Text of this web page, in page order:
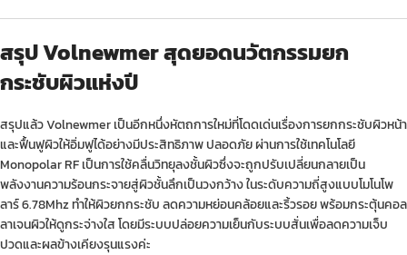
สรุป Volnewmer สุดยอดนวัตกรรมยก
กระชับผิวแห่งปี
สรุปแล้ว Volnewmer เป็นอีกหนึ่งหัตถการใหม่ที่โดดเด่นเรื่องการยกกระชับผิวหน้า
และฟื้นฟูผิวให้อิ่มฟูได้อย่างมีประสิทธิภาพ ปลอดภัย ผ่านการใช้เทคโนโลยี
Monopolar RF เป็นการใช้คลื่นวิทยุลงชั้นผิวซึ่งจะถูกปรับเปลี่ยนกลายเป็น
พลังงานความร้อนกระจายสู่ผิวชั้นลึกเป็นวงกว้าง ในระดับความถี่สูงแบบโมโนโพ
ลาร์ 6.78Mhz ทำให้ผิวยกกระชับ ลดความหย่อนคล้อยและริ้วรอย พร้อมกระตุ้นคอล
ลาเจนผิวให้ดูกระจ่างใส โดยมีระบบปล่อยความเย็นกับระบบสั่นเพื่อลดความเจ็บ
ปวดและผลข้างเคียงรุนแรงค่ะ